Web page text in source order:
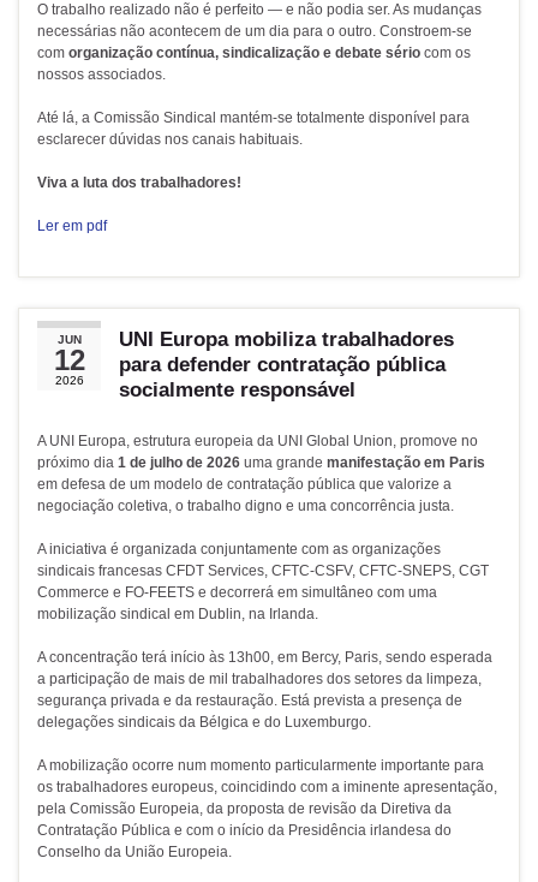
O trabalho realizado não é perfeito — e não podia ser. As mudanças
necessárias não acontecem de um dia para o outro. Constroem‑se
com organização contínua, sindicalização e debate sério com os
nossos associados.
Até lá, a Comissão Sindical mantém‑se totalmente disponível para
esclarecer dúvidas nos canais habituais.
Viva a luta dos trabalhadores!
Ler em pdf
JUN
12
2026
UNI Europa mobiliza trabalhadores
para defender contratação pública
socialmente responsável
A UNI Europa, estrutura europeia da UNI Global Union, promove no
próximo dia 1 de julho de 2026 uma grande manifestação em Paris
em defesa de um modelo de contratação pública que valorize a
negociação coletiva, o trabalho digno e uma concorrência justa.
A iniciativa é organizada conjuntamente com as organizações
sindicais francesas CFDT Services, CFTC-CSFV, CFTC-SNEPS, CGT
Commerce e FO-FEETS e decorrerá em simultâneo com uma
mobilização sindical em Dublin, na Irlanda.
A concentração terá início às 13h00, em Bercy, Paris, sendo esperada
a participação de mais de mil trabalhadores dos setores da limpeza,
segurança privada e da restauração. Está prevista a presença de
delegações sindicais da Bélgica e do Luxemburgo.
A mobilização ocorre num momento particularmente importante para
os trabalhadores europeus, coincidindo com a iminente apresentação,
pela Comissão Europeia, da proposta de revisão da Diretiva da
Contratação Pública e com o início da Presidência irlandesa do
Conselho da União Europeia.